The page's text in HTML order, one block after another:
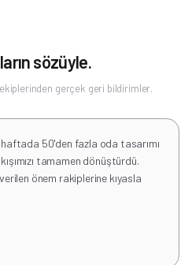
sözüyle.
gerçek geri bildirimler.
50'den fazla oda tasarımı
tamamen dönüştürdü.
önem rakiplerine kıyasla